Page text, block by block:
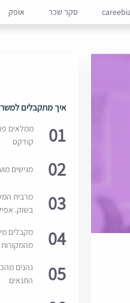
סקר שכר אופק
איך מתקבלים
01
ממלאים
קודקס
02 מגישים
03
מרבית
בשוק.
04
מקבלים
מהמקורות
05
נהנים
התנאים